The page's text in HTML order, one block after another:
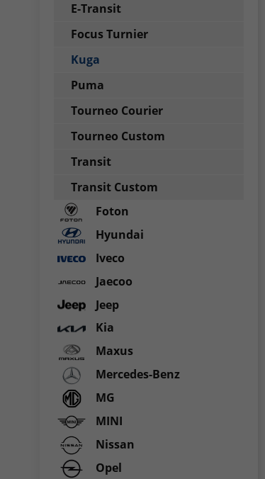
E-Transit
Focus Turnier
Kuga
Puma
Tourneo Courier
Tourneo Custom
Transit
Transit Custom
Foton
Hyundai
Iveco
Jaecoo
Jeep
Kia
Maxus
Mercedes-Benz
MG
MINI
Nissan
Opel